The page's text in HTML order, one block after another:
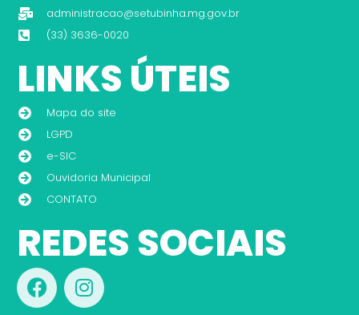
administracao@setubinha.mg.gov.br
(33) 3636-0020
LINKS ÚTEIS
Mapa do site
LGPD
e-SIC
Ouvidoria Municipal
CONTATO
REDES SOCIAIS